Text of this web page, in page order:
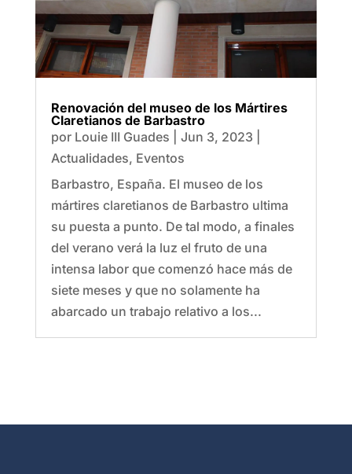
Renovación del museo de los Mártires
Claretianos de Barbastro
por Louie III Guades Jun 3, 2023
Actualidades, Eventos
Barbastro, España. El museo de los
mártires claretianos de Barbastro ultima
su puesta a punto. De tal modo, a finales
del verano verá la luz el fruto de una
intensa labor que comenzó hace más de
siete meses y que no solamente ha
abarcado un trabajo relativo a los...